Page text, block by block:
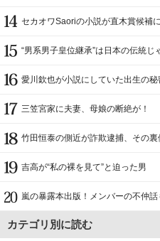
セカオワSaoriの小説が直木賞候補に
“男系男子皇位継承”は日本の伝統
愛川欽也が小説にしていた出生の秘
三笠宮家に夫妻、母娘の断絶が！
竹田恒泰の側近が詐欺逮捕、その裏
吉高が“私の裸を見て”と迫った男
嵐の暴露本出版！メンバーの不仲話
カテゴリ別に読む